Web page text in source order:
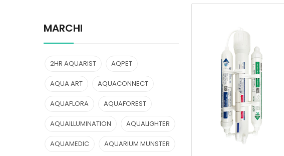
MARCHI
2HR AQUARIST AQPET
AQUA ART AQUACONNECT
AQUAFLORA AQUAFOREST
AQUAILLUMINATION AQUALIGHTER
AQUAMEDIC AQUARIUM MUNSTER